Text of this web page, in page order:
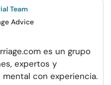
Team
Advice
es un grupo
expertos y
con experiencia.